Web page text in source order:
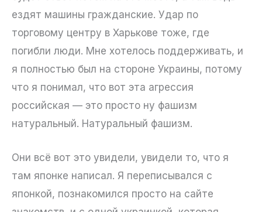
ездят машины гражданские. Удар по
торговому центру в Харькове тоже, где
погибли люди. Мне хотелось поддерживать, и
я полностью был на стороне Украины, потому
что я понимал, что вот эта агрессия
российская — это просто ну фашизм
натуральный. Натуральный фашизм.
Они всё вот это увидели, увидели то, что я
там японке написал. Я переписывался с
японкой, познакомился просто на сайте